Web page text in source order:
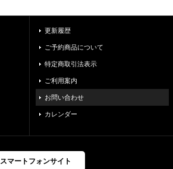
更新履歴
ご予約商品について
特定商取引法表示
ご利用案内
お問い合わせ
カレンダー
スマートフォンサイト